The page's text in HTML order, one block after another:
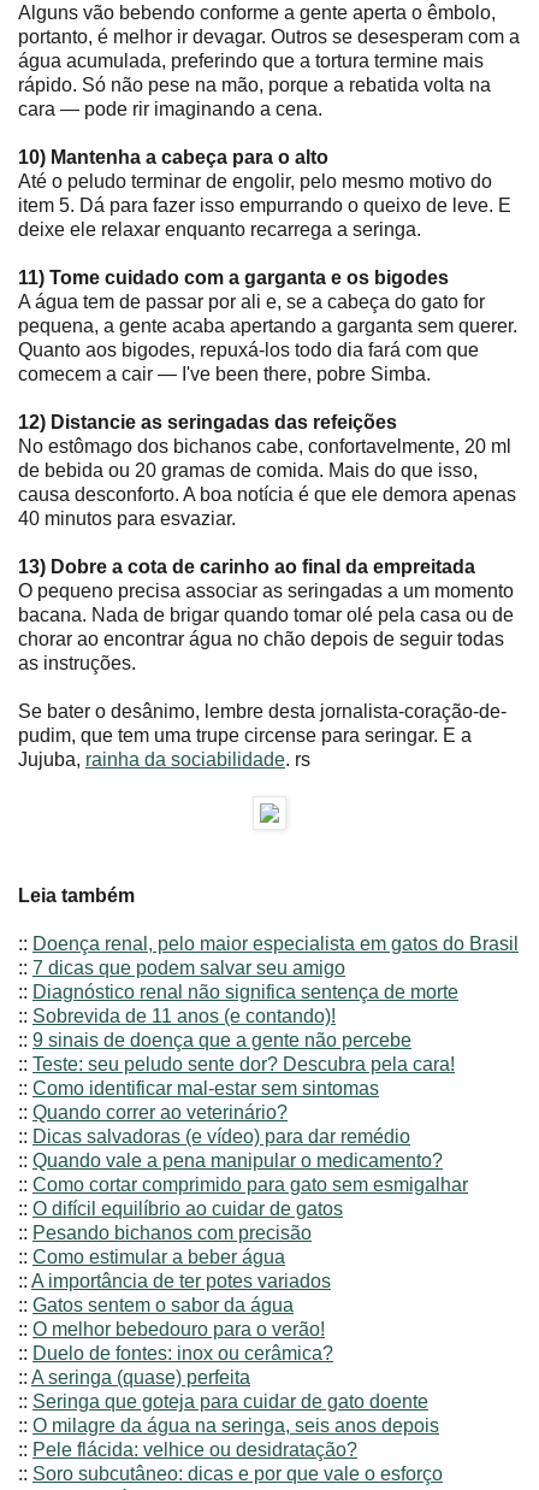
Alguns vão bebendo conforme a gente aperta o êmbolo,
portanto, é melhor ir devagar. Outros se desesperam com a
água acumulada, preferindo que a tortura termine mais
rápido. Só não pese na mão, porque a rebatida volta na
cara ― pode rir imaginando a cena.
10) Mantenha a cabeça para o alto
Até o peludo terminar de engolir, pelo mesmo motivo do
item 5. Dá para fazer isso empurrando o queixo de leve. E
deixe ele relaxar enquanto recarrega a seringa.
11) Tome cuidado com a garganta e os bigodes
A água tem de passar por ali e, se a cabeça do gato for
pequena, a gente acaba apertando a garganta sem querer.
Quanto aos bigodes, repuxá-los todo dia fará com que
comecem a cair ― I've been there, pobre Simba.
12) Distancie as seringadas das refeições
No estômago dos bichanos cabe, confortavelmente, 20 ml
de bebida ou 20 gramas de comida. Mais do que isso,
causa desconforto. A boa notícia é que ele demora apenas
40 minutos para esvaziar.
13) Dobre a cota de carinho ao final da empreitada
O pequeno precisa associar as seringadas a um momento
bacana. Nada de brigar quando tomar olé pela casa ou de
chorar ao encontrar água no chão depois de seguir todas
as instruções.
Se bater o desânimo, lembre desta jornalista-coração-de-
pudim, que tem uma trupe circense para seringar. E a
Jujuba, rainha da sociabilidade. rs
Leia também
:: Doença renal, pelo maior especialista em gatos do Brasil
:: 7 dicas que podem salvar seu amigo
:: Diagnóstico renal não significa sentença de morte
:: Sobrevida de 11 anos (e contando)!
:: 9 sinais de doença que a gente não percebe
:: Teste: seu peludo sente dor? Descubra pela cara!
:: Como identificar mal-estar sem sintomas
:: Quando correr ao veterinário?
:: Dicas salvadoras (e vídeo) para dar remédio
:: Quando vale a pena manipular o medicamento?
:: Como cortar comprimido para gato sem esmigalhar
:: O difícil equilíbrio ao cuidar de gatos
:: Pesando bichanos com precisão
:: Como estimular a beber água
:: A importância de ter potes variados
:: Gatos sentem o sabor da água
:: O melhor bebedouro para o verão!
:: Duelo de fontes: inox ou cerâmica?
:: A seringa (quase) perfeita
:: Seringa que goteja para cuidar de gato doente
:: O milagre da água na seringa, seis anos depois
:: Pele flácida: velhice ou desidratação?
:: Soro subcutâneo: dicas e por que vale o esforço